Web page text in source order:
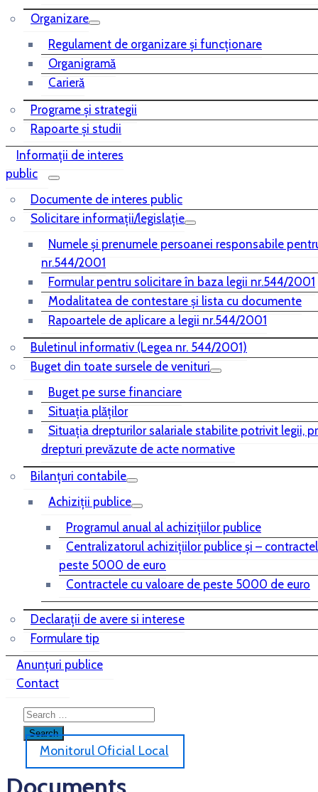
Organizare
Regulament de organizare și funcționare
Organigramă
Carieră
Programe și strategii
Rapoarte și studii
Informații de interes
public
Documente de interes public
Solicitare informații/legislație
Numele și prenumele persoanei responsabile
nr.544/2001
Formular pentru solicitare în baza legii nr.544/2001
Modalitatea de contestare și lista cu documente
Rapoartele de aplicare a legii nr.544/2001
Buletinul informativ (Legea nr. 544/2001)
Buget din toate sursele de venituri
Buget pe surse financiare
Situaţia plăţilor
Situaţia drepturilor salariale stabilite potrivit legii,
drepturi prevăzute de acte normative
Bilanţuri contabile
Achiziţii publice
Programul anual al achiziţiilor publice
Centralizatorul achiziţiilor publice şi –
peste 5000 de euro
Contractele cu valoare de peste 5000 de euro
Declarații de avere si interese
Formulare tip
Anunțuri publice
Contact
Monitorul Oficial Local